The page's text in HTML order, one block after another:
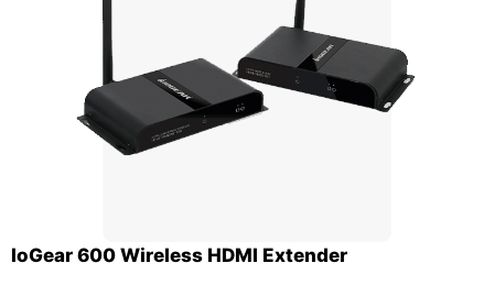
IoGear 600 Wireless HDMI Extender